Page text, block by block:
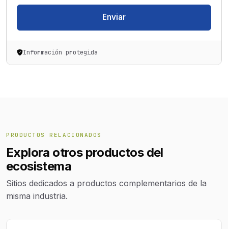
Enviar
Información protegida
PRODUCTOS RELACIONADOS
Explora otros productos del
ecosistema
Sitios dedicados a productos complementarios de la
misma industria.